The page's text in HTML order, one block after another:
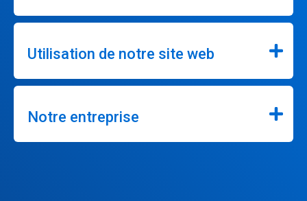
Utilisation de notre site web
Notre entreprise